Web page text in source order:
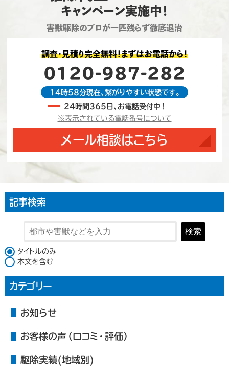
キャンペーン実施中！
―害獣駆除のプロが一匹残らず徹底退治―
調査・見積り完全無料！まずはお電話から！
0120-987-282
14時58分現在、繋がりやすい状態です。
24時間365日、お電話受付中！
※表示されている電話番号について
メール相談はこちら
記事検索
検索
検索対象
タイトルのみ
本文を含む
カテゴリー
お知らせ
お客様の声（口コミ・評価）
駆除実績(地域別)